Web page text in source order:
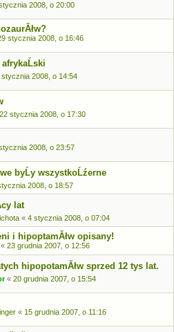
2008, o 20:00
stycznia 2008, o 16:46
stycznia 2008, o 14:54
22 stycznia 2008, o 17:30
2008, o 23:57
byĹy wszystkoĹźerne
2008, o 18:57
lat
« 4 stycznia 2008, o 07:04
i hipoptamĂłw opisany!
« 23 grudnia 2007, o 12:56
hipopotamĂłw sprzed 12 tys lat.
« 20 grudnia 2007, o 15:54
« 15 grudnia 2007, o 11:16